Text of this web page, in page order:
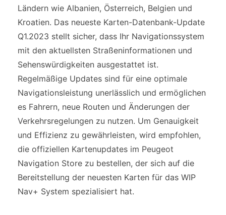
Ländern wie Albanien, Österreich, Belgien und
Kroatien. Das neueste Karten-Datenbank-Update
Q1.2023 stellt sicher, dass Ihr Navigationssystem
mit den aktuellsten Straßeninformationen und
Sehenswürdigkeiten ausgestattet ist.
Regelmäßige Updates sind für eine optimale
Navigationsleistung unerlässlich und ermöglichen
es Fahrern, neue Routen und Änderungen der
Verkehrsregelungen zu nutzen. Um Genauigkeit
und Effizienz zu gewährleisten, wird empfohlen,
die offiziellen Kartenupdates im Peugeot
Navigation Store zu bestellen, der sich auf die
Bereitstellung der neuesten Karten für das WIP
Nav+ System spezialisiert hat.